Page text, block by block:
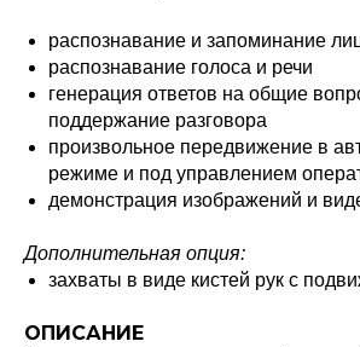
распознавание и запоминание
распознавание голоса и речи
генерация ответов на общие
поддержание разговора
произвольное передвижение в
режиме и под управлением
демонстрация изображений и
Дополнительная опция:
захваты в виде кистей рук с
ОПИСАНИЕ